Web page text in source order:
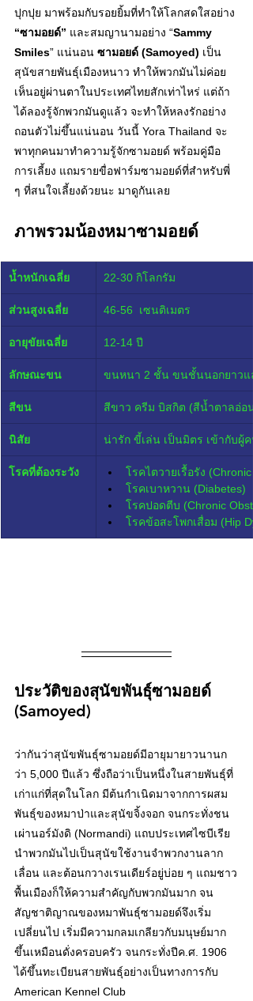
ปุกปุย มาพร้อมกับรอยยิ้มที่ทำให้โลกสดใสอย่าง
“ซามอยด์” และสมญานามอย่าง “Sammy
Smiles” แน่นอน ซามอยด์ (Samoyed) เป็น
สุนัขสายพันธุ์เมืองหนาว ทำให้พวกมันไม่ค่อย
เห็นอยู่ผ่านตาในประเทศไทยสักเท่าไหร่ แต่ถ้า
ได้ลองรู้จักพวกมันดูแล้ว จะทำให้หลงรักอย่าง
ถอนตัวไม่ขึ้นแน่นอน วันนี้ Yora Thailand จะ
พาทุกคนมาทำความรู้จักซามอยด์ พร้อมคู่มือ
การเลี้ยง แถมรายขื่อฟาร์มซามอยด์ที่สำหรับพี่
ๆ ที่สนใจเลี้ยงด้วยนะ มาดูกันเลย
ภาพรวมน้องหมาซามอยด์
น้ำหนักเฉลี่ย 22-30 กิโลกรัม
ส่วนสูงเฉลี่ย 46-56  เซนติเมตร
อายุขัยเฉลี่ย 12-14 ปี
ลักษณะขน ขนหนา 2 ชั้น ขนชั้นนอกยาวแล
สีขน สีขาว ครีม บิสกิต (สีน้ำตาลอ่อ
นิสัย น่ารัก ขี้เล่น เป็นมิตร เข้ากับผู้
โรคที่ต้องระวัง
โรคไตวายเรื้อรัง
โรคเบาหวาน (Diabetes)
โรคปอดตีบ (Chronic
โรคข้อสะโพกเสื่อม (Hip
ประวัติของสุนัขพันธุ์ซามอยด์
(Samoyed)
ว่ากันว่าสุนัขพันธุ์ซามอยด์มีอายุมายาวนานก
ว่า 5,000 ปีแล้ว ซึ่งถือว่าเป็นหนึ่งในสายพันธุ์ที่
เก่าแก่ที่สุดในโลก มีต้นกำเนิดมาจากการผสม
พันธุ์ของหมาป่าและสุนัขจิ้งจอก จนกระทั่งชน
เผ่านอร์มังดิ (Normandi) แถบประเทศไซบีเรีย
นำพวกมันไปเป็นสุนัขใช้งานจำพวกงานลาก
เลื่อน และต้อนกวางเรนเดียร์อยู่บ่อย ๆ แถมชาว
พื้นเมืองก็ให้ความสำคัญกับพวกมันมาก จน
สัญชาติญาณของหมาพันธุ์ซามอยด์จึงเริ่ม
เปลี่ยนไป เริ่มมีความกลมเกลียวกับมนุษย์มาก
ขึ้นเหมือนดั่งครอบครัว จนกระทั่งปีค.ศ. 1906
ได้ขึ้นทะเบียนสายพันธุ์อย่างเป็นทางการกับ
American Kennel Club